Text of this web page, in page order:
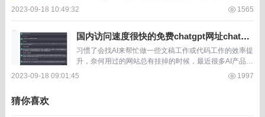
个邮箱注册收取验证码点击一下链接即可完成注册，在测
2023-09-18 10:49:32 1565
国内访问速度很快的免费chatgpt网址chatg.i
o【23年9月17测，免注册】
习惯了会找AI来帮忙做一些文稿工作或代码工作的效率提
升，奈何用过的网站总有挂掉的时候，最近很多AI产品都
不错，但chatgpt依旧是AI一哥。最近发现一个网址能够
2023-09-18 09:01:45 1997
猜你喜欢